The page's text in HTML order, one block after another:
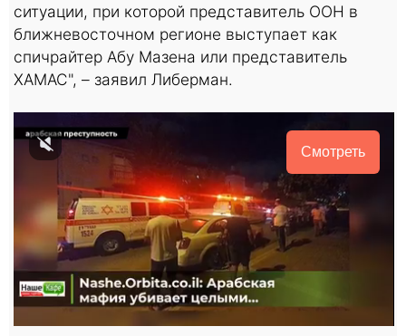
ситуации, при которой представитель ООН в
ближневосточном регионе выступает как
спичрайтер Абу Мазена или представитель
ХАМАС", – заявил Либерман.
Смотреть